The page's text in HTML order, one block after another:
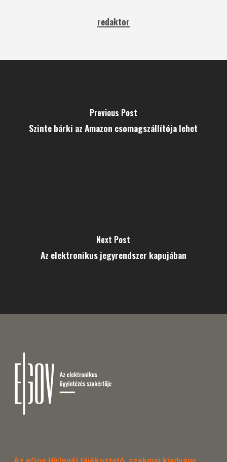
redaktor
Previous Post
Szinte bárki az Amazon csomag­szállítója lehet
Next Post
Az elektronikus jegyrendszer kapujában